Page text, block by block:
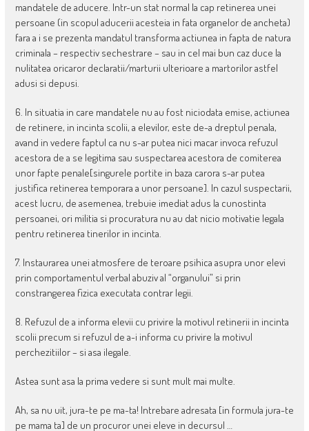
mandatele de aducere. Intr-un stat normal la cap retinerea unei
persoane (in scopul aducerii acesteia in fata organelor de ancheta)
fara a i se prezenta mandatul transforma actiunea in fapta de natura
criminala – respectiv sechestrare – sau in cel mai bun caz duce la
nulitatea oricaror declaratii/marturii ulterioare a martorilor astfel
adusi si depusi.
6. In situatia in care mandatele nu au fost niciodata emise, actiunea
de retinere, in incinta scolii, a elevilor, este de-a dreptul penala,
avand in vedere faptul ca nu s-ar putea nici macar invoca refuzul
acestora de a se legitima sau suspectarea acestora de comiterea
unor fapte penale[singurele portite in baza carora s-ar putea
justifica retinerea temporara a unor persoane]. In cazul suspectarii,
acest lucru, de asemenea, trebuie imediat adus la cunostinta
persoanei, ori militia si procuratura nu au dat nicio motivatie legala
pentru retinerea tinerilor in incinta.
7. Instaurarea unei atmosfere de teroare psihica asupra unor elevi
prin comportamentul verbal abuziv al “organului” si prin
constrangerea fizica executata contrar legii.
8. Refuzul de a informa elevii cu privire la motivul retinerii in incinta
scolii precum si refuzul de a-i informa cu privire la motivul
perchezitiilor – si asa ilegale.
Astea sunt asa la prima vedere si sunt mult mai multe.
Ah, sa nu uit, jura-te pe ma-ta! Intrebare adresata [in formula jura-te
pe mama ta] de un procuror unei eleve in decursul …